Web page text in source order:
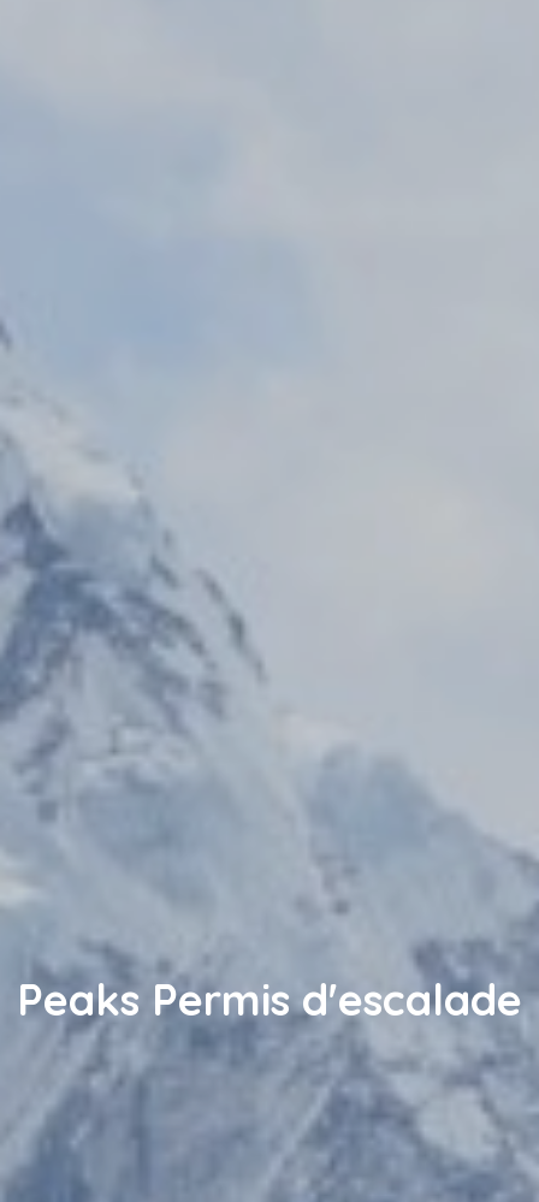
Peaks Permis d'escalade